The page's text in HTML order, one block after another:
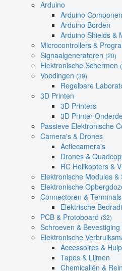
Arduino
Arduino
Arduino Borden
Arduino Shields &
Microcontrollers &
Signaalgeneratoren (20)
Elektronische Schermen
Voedingen (39)
Regelbare
3D Printen
3D Printers
3D Printer
Passieve Elektronische
Camera's & Drones
Actiecamera's
Drones &
RC Helikopters &
Elektronische Modules &
Elektronische
Connectoren & Terminals
Elektrische
PCB & Protoboard (32)
Schroeven & Bevestiging
Elektronische
Accessoires &
Tapes & Lijmen
Chemicaliën &